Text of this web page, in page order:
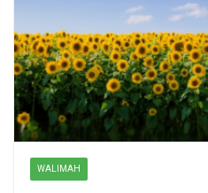
WALIMAH